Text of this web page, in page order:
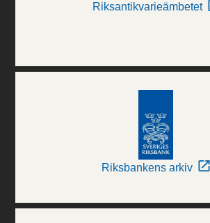
Riksantikvarieämbetet
Riksbankens arkiv